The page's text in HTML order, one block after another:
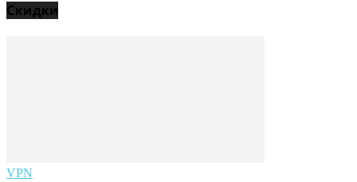
Скидки
VPN